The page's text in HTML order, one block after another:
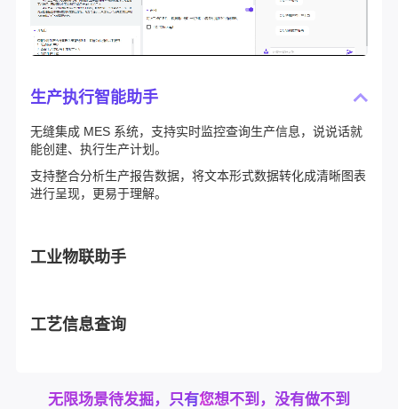
生产执行智能助手
无缝集成 MES 系统，支持实时监控查询生产信息，说说话就
能创建、执行生产计划。
支持整合分析生产报告数据，将文本形式数据转化成清晰图表
进行呈现，更易于理解。
工业物联助手
工艺信息查询
无限场景待发掘，只有您想不到，没有做不到